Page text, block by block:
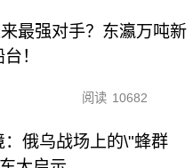
最强对手？东瀛万吨新
！
阅读 10682
：俄乌战场上的\"蜂群